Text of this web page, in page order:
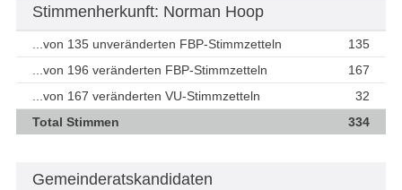
Stimmenherkunft: Norman Hoop
...von 135 unveränderten FBP-Stimmzetteln
135
...von 196 veränderten FBP-Stimmzetteln
167
...von 167 veränderten VU-Stimmzetteln
32
Total Stimmen
334
Gemeinderatskandidaten